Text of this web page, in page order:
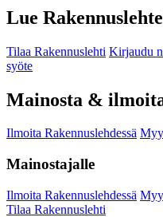
Lue
Tilaa Rakennuslehti Kirjaudu
syöte
Mainosta &
Ilmoita Rakennuslehdessä
Mainostajalle
Ilmoita Rakennuslehdessä
Tilaa Rakennuslehti